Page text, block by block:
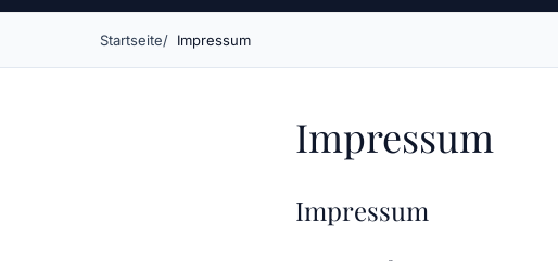
Startseite Impressum
Impressum
Impressum